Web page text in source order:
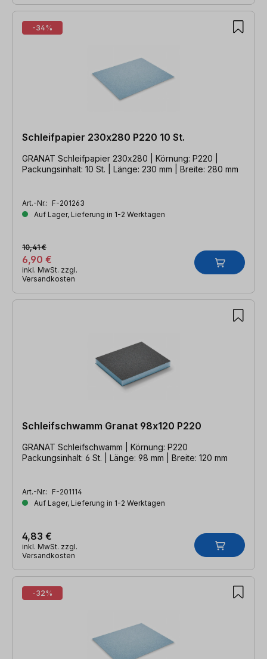
-34%
Schleifpapier 230x280 P220 10 St.
GRANAT Schleifpapier 230x280 | Körnung: P220 |
Packungsinhalt: 10 St. | Länge: 230 mm | Breite: 280 mm
Art.-Nr.: F-201263
Auf Lager, Lieferung in 1-2 Werktagen
6,90 €
10,41 €
inkl. MwSt. zzgl.
Versandkosten
Schleifschwamm Granat 98x120 P220
GRANAT Schleifschwamm | Körnung: P220
Packungsinhalt: 6 St. | Länge: 98 mm | Breite: 120 mm
Art.-Nr.: F-201114
Auf Lager, Lieferung in 1-2 Werktagen
4,83 €
inkl. MwSt. zzgl.
Versandkosten
-32%